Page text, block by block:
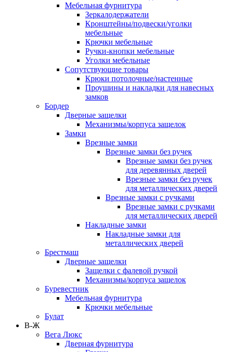
Мебельная фурнитура
Зеркалодержатели
Кронштейны/подвески/уголки
мебельные
Крючки мебельные
Ручки-кнопки мебельные
Уголки мебельные
Сопутствующие товары
Крюки потолочные/настенные
Проушины и накладки для навесных
замков
Бордер
Дверные защелки
Механизмы/корпуса защелок
Замки
Врезные замки
Врезные замки без ручек
Врезные замки без ручек
для деревянных дверей
Врезные замки без ручек
для металлических дверей
Врезные замки с ручками
Врезные замки с ручками
для металлических дверей
Накладные замки
Накладные замки для
металлических дверей
Брестмаш
Дверные защелки
Защелки с фалевой ручкой
Механизмы/корпуса защелок
Буревестник
Мебельная фурнитура
Крючки мебельные
Булат
В-Ж
Вега Люкс
Дверная фурнитура